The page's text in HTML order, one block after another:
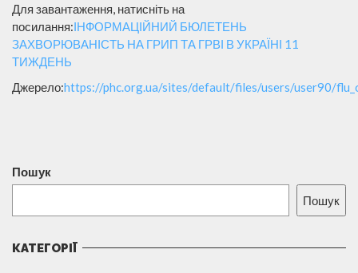
Для завантаження, натисніть на
посилання:ІНФОРМАЦІЙНИЙ БЮЛЕТЕНЬ
ЗАХВОРЮВАНІСТЬ НА ГРИП ТА ГРВІ В УКРАЇНІ 11
ТИЖДЕНЬ
Джерело:https://phc.org.ua/sites/default/files/users/user90/
Пошук
Пошук
КАТЕГОРІЇ